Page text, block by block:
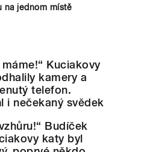
na jednom místě
máme!“ Kuciakovy
kamery a
telefon.
i nečekaný svědek
Budíček
katy byl